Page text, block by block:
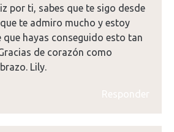
por ti, sabes que te sigo desde
te admiro mucho y estoy
que hayas conseguido esto tan
de corazón como
Lily.
Responder